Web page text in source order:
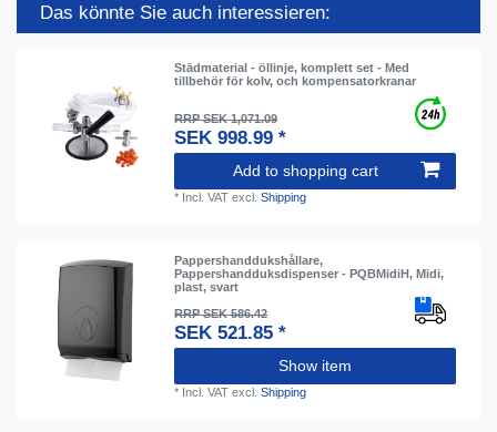
Das könnte Sie auch interessieren:
Städmaterial - öllinje, komplett set - Med
tillbehör för kolv, och kompensatorkranar
RRP SEK 1,071.09
SEK 998.99 *
Add to shopping cart
* Incl. VAT excl.Shipping
Pappershanddukshållare,
Pappershandduksdispenser - PQBMidiH, Midi,
plast, svart
RRP SEK 586.42
SEK 521.85 *
Show item
* Incl. VAT excl.Shipping